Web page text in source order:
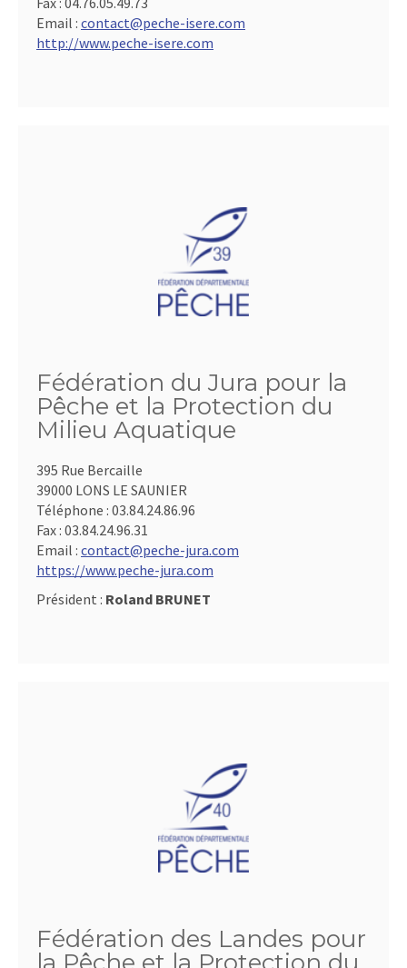
Email : contact@peche-isere.com
http://www.peche-isere.com
Fédération du Jura pour la
Pêche et la Protection du
Milieu Aquatique
395 Rue Bercaille
39000 LONS LE SAUNIER
Téléphone : 03.84.24.86.96
Fax : 03.84.24.96.31
Email : contact@peche-jura.com
https://www.peche-jura.com
Président : Roland BRUNET
Fédération des Landes pour